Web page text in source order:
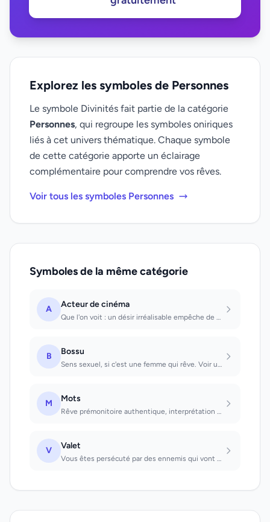
Explorez les symboles de Personnes
Le symbole Divinités fait partie de la catégorie
Personnes, qui regroupe les symboles oniriques
liés à cet univers thématique. Chaque symbole
de cette catégorie apporte un éclairage
complémentaire pour comprendre vos rêves.
Voir tous les symboles Personnes
Symboles de la même catégorie
A Acteur de cinéma
Que l'on voit : un désir irréalisable empêche de voir le bonheur à portée de la...
B Bossu
Sens sexuel, si c'est une femme qui rêve. Voir un bossu : on obtiendra un avanta...
M Mots
Rêve prémonitoire authentique, interprétation selon les mots dont on se souvient...
V Valet
Vous êtes persécuté par des ennemis qui vont triompher sur vous